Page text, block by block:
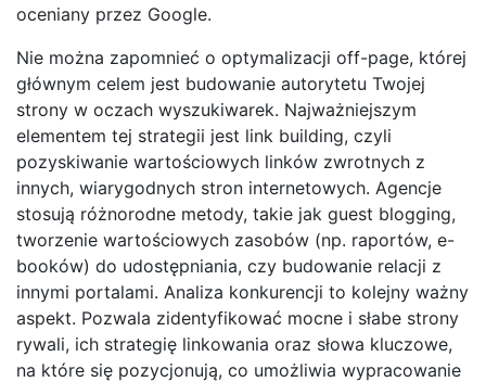
oceniany przez Google.
Nie można zapomnieć o optymalizacji off-page, której
głównym celem jest budowanie autorytetu Twojej
strony w oczach wyszukiwarek. Najważniejszym
elementem tej strategii jest link building, czyli
pozyskiwanie wartościowych linków zwrotnych z
innych, wiarygodnych stron internetowych. Agencje
stosują różnorodne metody, takie jak guest blogging,
tworzenie wartościowych zasobów (np. raportów, e-
booków) do udostępniania, czy budowanie relacji z
innymi portalami. Analiza konkurencji to kolejny ważny
aspekt. Pozwala zidentyfikować mocne i słabe strony
rywali, ich strategię linkowania oraz słowa kluczowe,
na które się pozycjonują, co umożliwia wypracowanie